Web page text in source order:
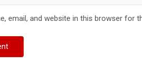
email, and website in this browser for